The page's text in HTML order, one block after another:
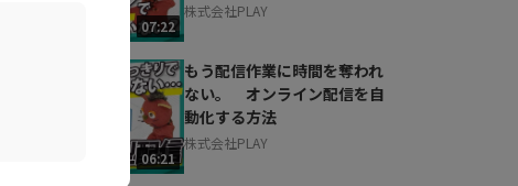
07:22
株式会社PLAY
06:21
もう配信作業に時間を奪われ
ない。 オンライン配信を自
動化する方法
株式会社PLAY